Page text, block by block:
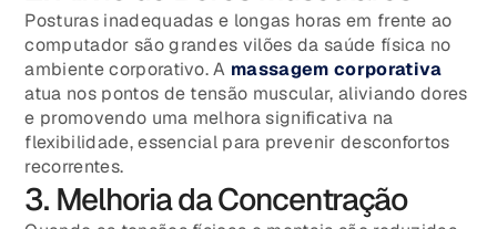
Posturas inadequadas e longas horas em frente ao
computador são grandes vilões da saúde física no
ambiente corporativo. A massagem corporativa
atua nos pontos de tensão muscular, aliviando dores
e promovendo uma melhora significativa na
flexibilidade, essencial para prevenir desconfortos
recorrentes.
3. Melhoria da Concentração